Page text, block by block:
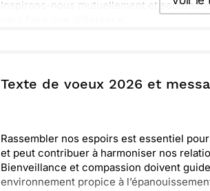
Inspirons-nous mutuellement et
ou : Copier
Texte de voeux 2026 et
Rassembler nos espoirs est essentiel
et peut contribuer à harmoniser nos
Bienveillance et compassion doivent
environnement propice à